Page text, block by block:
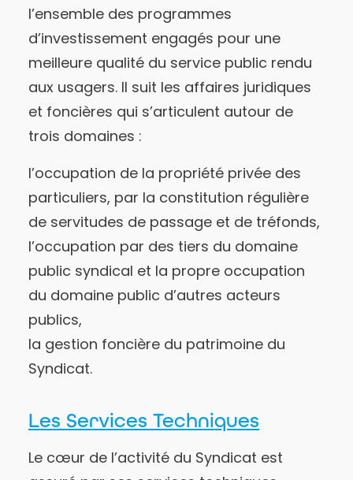
l’ensemble des programmes
d’investissement engagés pour une
meilleure qualité du service public rendu
aux usagers. Il suit les affaires juridiques
et foncières qui s’articulent autour de
trois domaines :
l’occupation de la propriété privée des
particuliers, par la constitution régulière
de servitudes de passage et de tréfonds,
l’occupation par des tiers du domaine
public syndical et la propre occupation
du domaine public d’autres acteurs
publics,
la gestion foncière du patrimoine du
Syndicat.
Les Services Techniques
Le cœur de l’activité du Syndicat est